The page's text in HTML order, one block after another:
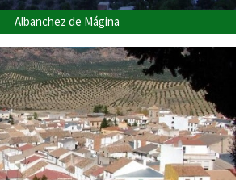
Albanchez de Mágina